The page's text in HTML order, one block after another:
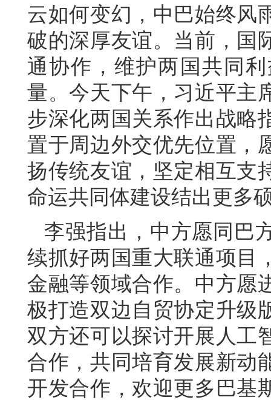
云如何变幻，中巴始终风
破的深厚友谊。当前，国
通协作，维护两国共同
量。今天下午，习近平主
步深化两国关系作出战略
置于周边外交优先位置，
扬传统友谊，坚定相互支
命运共同体建设结出更多
李强指出，中方愿同巴
续抓好两国重大联通项目
金融等领域合作。中方愿
极打造双边自贸协定升级
双方还可以探讨开展人工
合作，共同培育发展新动
开发合作，欢迎更多巴基